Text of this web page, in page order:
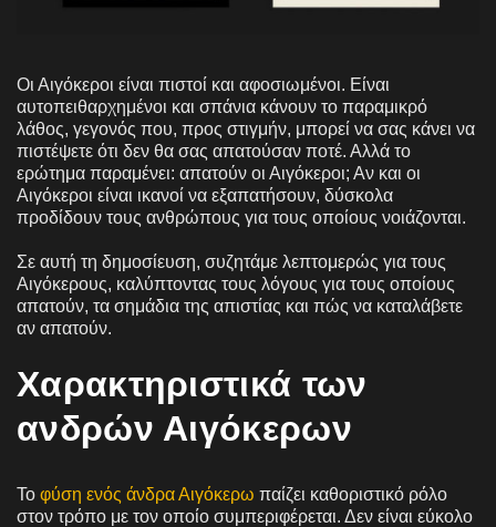
Οι Αιγόκεροι είναι πιστοί και αφοσιωμένοι. Είναι
αυτοπειθαρχημένοι και σπάνια κάνουν το παραμικρό
λάθος, γεγονός που, προς στιγμήν, μπορεί να σας κάνει να
πιστέψετε ότι δεν θα σας απατούσαν ποτέ. Αλλά το
ερώτημα παραμένει: απατούν οι Αιγόκεροι; Αν και οι
Αιγόκεροι είναι ικανοί να εξαπατήσουν, δύσκολα
προδίδουν τους ανθρώπους για τους οποίους νοιάζονται.
Σε αυτή τη δημοσίευση, συζητάμε λεπτομερώς για τους
Αιγόκερους, καλύπτοντας τους λόγους για τους οποίους
απατούν, τα σημάδια της απιστίας και πώς να καταλάβετε
αν απατούν.
Χαρακτηριστικά των
ανδρών Αιγόκερων
Το φύση ενός άνδρα Αιγόκερω παίζει καθοριστικό ρόλο
στον τρόπο με τον οποίο συμπεριφέρεται. Δεν είναι εύκολο